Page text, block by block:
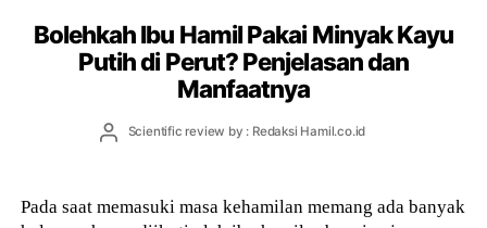
Bolehkah Ibu Hamil Pakai Minyak Kayu
Putih di Perut? Penjelasan dan
Manfaatnya
PostScientific review by : Redaksi Hamil.co.id
Pada saat memasuki masa kehamilan memang ada banyak